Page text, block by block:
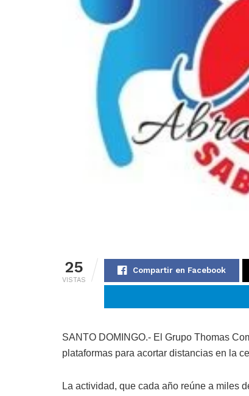
25
VISTAS
Compartir en Facebook
SANTO DOMINGO.- El Grupo Thomas
plataformas para acortar distancias en la
La actividad, que cada año reúne a miles